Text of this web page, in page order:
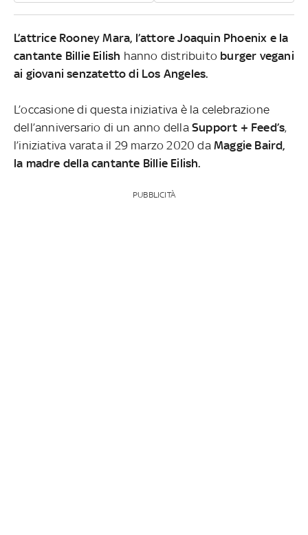
L’attrice Rooney Mara, l’attore Joaquin Phoenix e la
cantante Billie Eilish hanno distribuito burger vegani
ai giovani senzatetto di Los Angeles.
L’occasione di questa iniziativa è la celebrazione
dell’anniversario di un anno della Support + Feed’s,
l’iniziativa varata il 29 marzo 2020 da Maggie Baird,
la madre della cantante Billie Eilish.
PUBBLICITÀ